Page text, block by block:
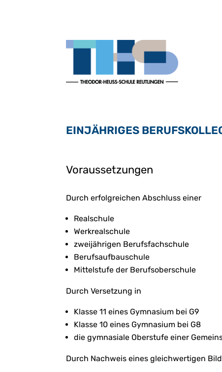
EINJÄHRIGES
Voraussetzungen
Durch erfolgreichen Abschluss einer
Realschule
Werkrealschule
zweijährigen Berufsfachschule
Berufsaufbauschule
Mittelstufe der Berufsoberschule
Durch Versetzung in
Klasse 11 eines Gymnasium bei G9
Klasse 10 eines Gymnasium bei G8
die gymnasiale Oberstufe einer
Durch Nachweis eines gleichwertigen